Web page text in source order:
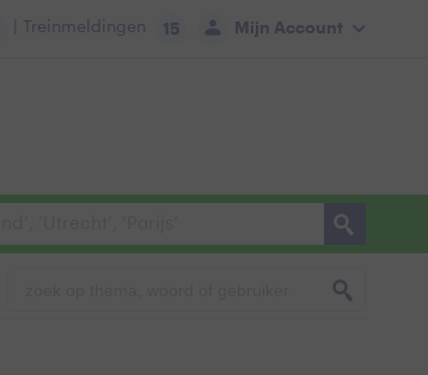
Mijn Account
| Treinmeldingen 15